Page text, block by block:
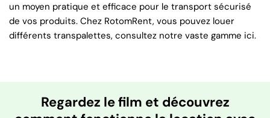
un moyen pratique et efficace pour le transport sécurisé
de vos produits. Chez RotomRent, vous pouvez louer
différents transpalettes, consultez notre vaste gamme ici.
Regardez le film et découvrez